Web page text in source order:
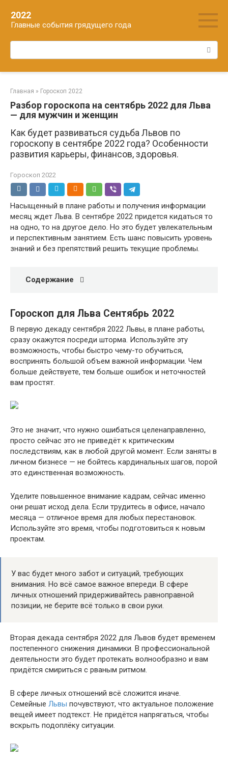
контенту
2022
Главные события грядущего года
Главная » Гороскоп 2022
Разбор гороскопа на сентябрь 2022 для Льва
— для мужчин и женщин
Как будет развиваться судьба Львов по
гороскопу в сентябре 2022 года? Особенности
развития карьеры, финансов, здоровья.
Гороскоп 2022
Насыщенный в плане работы и получения информации
месяц ждет Льва. В сентябре 2022 придется кидаться то
на одно, то на другое дело. Но это будет увлекательным
и перспективным занятием. Есть шанс повысить уровень
знаний и без препятствий решить текущие проблемы.
Содержание
Гороскоп для Льва Сентябрь 2022
В первую декаду сентября 2022 Львы, в плане работы,
сразу окажутся посреди шторма. Используйте эту
возможность, чтобы быстро чему-то обучиться,
воспринять большой объем важной информации. Чем
больше действуете, тем больше ошибок и неточностей
вам простят.
Это не значит, что нужно ошибаться целенаправленно,
просто сейчас это не приведёт к критическим
последствиям, как в любой другой момент. Если заняты в
личном бизнесе — не бойтесь кардинальных шагов, порой
это единственная возможность.
Уделите повышенное внимание кадрам, сейчас именно
они решат исход дела. Если трудитесь в офисе, начало
месяца — отличное время для любых перестановок.
Используйте это время, чтобы подготовиться к новым
проектам.
У вас будет много забот и ситуаций, требующих
внимания. Но всё самое важное впереди. В сфере
личных отношений придерживайтесь равноправной
позиции, не берите всё только в свои руки.
Вторая декада сентября 2022 для Львов будет временем
постепенного снижения динамики. В профессиональной
деятельности это будет протекать волнообразно и вам
придётся смириться с рваным ритмом.
В сфере личных отношений всё сложится иначе.
Семейные Львы почувствуют, что актуальное положение
вещей имеет подтекст. Не придётся напрягаться, чтобы
вскрыть подоплёку ситуации.